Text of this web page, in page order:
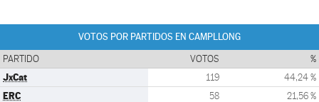
VOTOS POR PARTIDOS EN CAMPLLONG
PARTIDO VOTOS %
JxCat 119 44,24 %
ERC 58 21,56 %